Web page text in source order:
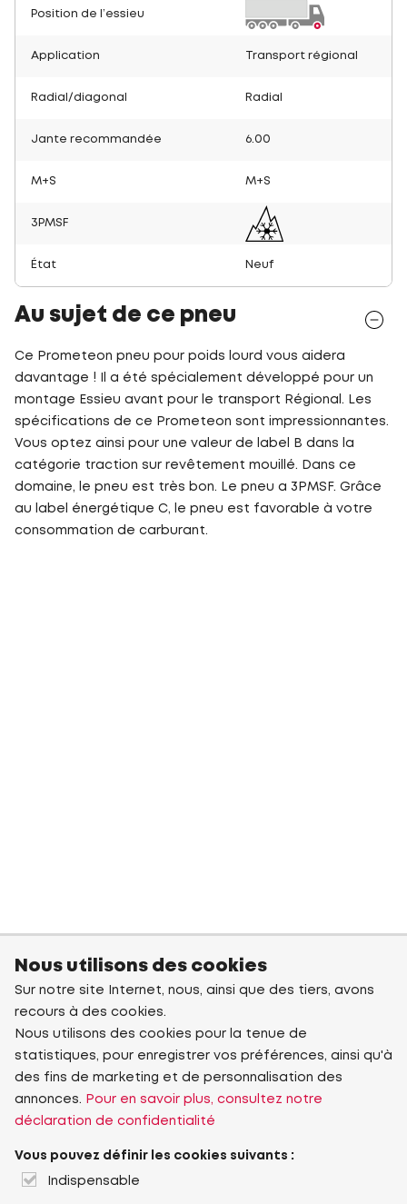
Position de l’essieu
Application Transport régional
Radial/diagonal Radial
Jante recommandée 6.00
M+S M+S
3PMSF
État Neuf
Au sujet de ce pneu
Ce Prometeon pneu pour poids lourd vous aidera
davantage ! Il a été spécialement développé pour un
montage Essieu avant pour le transport Régional. Les
spécifications de ce Prometeon sont impressionnantes.
Vous optez ainsi pour une valeur de label B dans la
catégorie traction sur revêtement mouillé. Dans ce
domaine, le pneu est très bon. Le pneu a 3PMSF. Grâce
au label énergétique C, le pneu est favorable à votre
consommation de carburant.
Nous utilisons des cookies
Sur notre site Internet, nous, ainsi que des tiers, avons
recours à des cookies.
Nous utilisons des cookies pour la tenue de
statistiques, pour enregistrer vos préférences, ainsi qu'à
des fins de marketing et de personnalisation des
annonces.
Pour en savoir plus, consultez notre
déclaration de confidentialité
Vous pouvez définir les cookies suivants :
Indispensable